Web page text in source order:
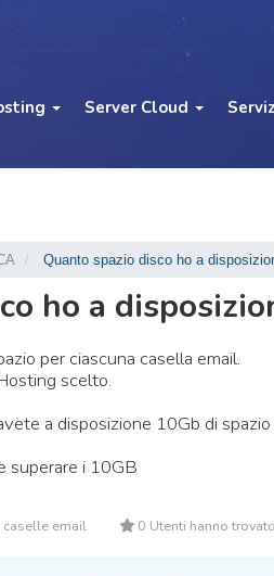
Server Cloud
Quanto spazio disco ho a
ho a
per ciascuna casella email.
scelto.
a disposizione 10Gb di
superare i 10GB
email 0 Utenti hanno